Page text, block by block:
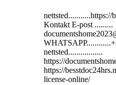
nettsted...........https://
Kontakt E-post .........
nettsted.................
https://
https://
license-online/